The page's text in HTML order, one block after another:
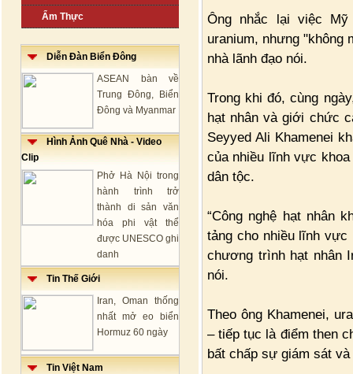
Ẩm Thực
Diễn Đàn Biển Đông
ASEAN bàn về
Trung Đông, Biển
Đông và Myanmar
Hình Ảnh Quê Nhà - Video
Clip
Phở Hà Nội trong
hành trình trở
thành di sản văn
hóa phi vật thể
được UNESCO ghi
danh
Tin Thế Giới
Iran, Oman thống
nhất mở eo biển
Hormuz 60 ngày
Tin Việt Nam
Ông nhắc lại việc
uranium, nhưng "không
nhà lãnh đạo nói.
Trong khi đó, cùng
hạt nhân và giới chức
Seyyed Ali Khamenei
của nhiều lĩnh vực
dân tộc.
“Công nghệ hạt nhân
tảng cho nhiều lĩnh vực
chương trình hạt nhân
nói.
Theo ông Khamenei,
– tiếp tục là điểm then
bất chấp sự giám sát